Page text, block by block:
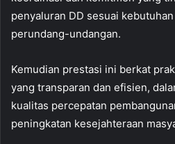
penyaluran DD sesuai
perundang-undangan.
Kemudian prestasi ini berkat
yang transparan dan efisien,
kualitas percepatan
peningkatan kesejahteraan